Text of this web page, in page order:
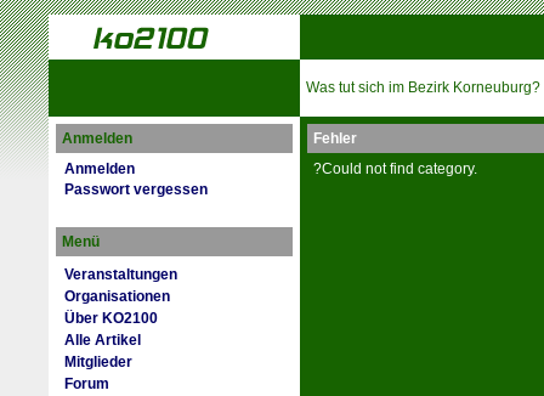
Was tut sich im Bezirk Korneuburg?
Anmelden
Anmelden
Passwort vergessen
Menü
Veranstaltungen
Organisationen
Über KO2100
Alle Artikel
Mitglieder
Forum
Fehler
?Could not find category.